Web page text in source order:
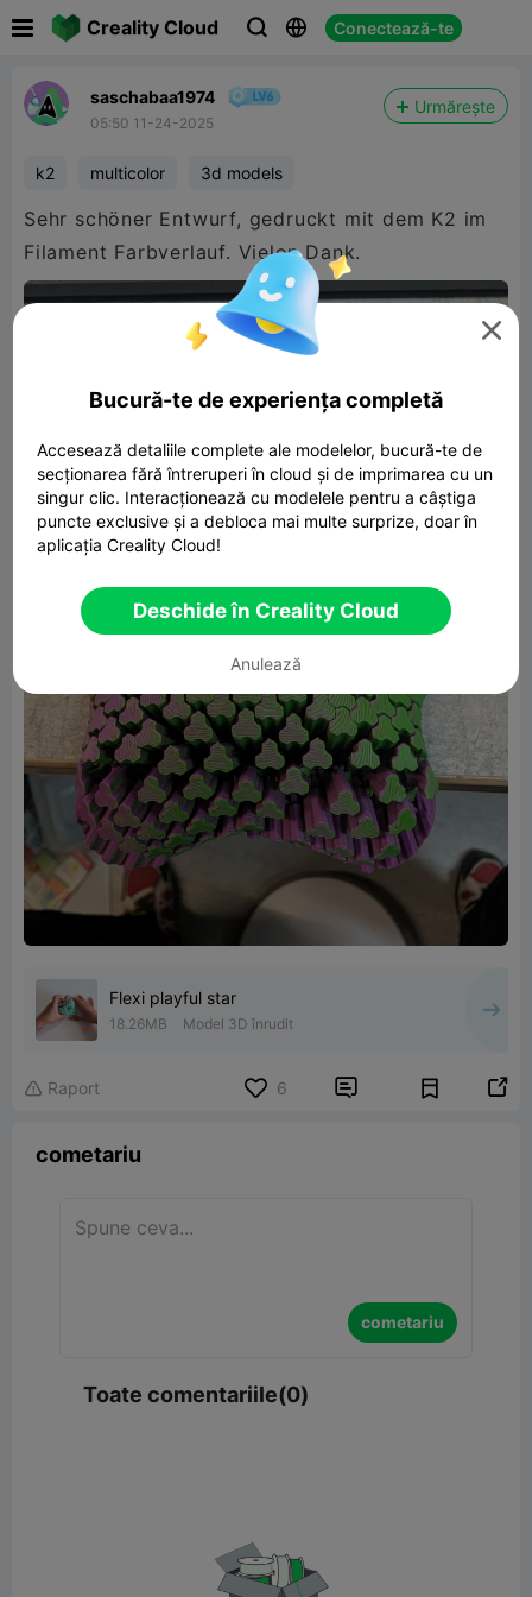
Creality Cloud   Conectează-te
saschabaa1974
05:50 11-24-2025
Urmărește
k2 multicolor 3d models
Sehr schöner Entwurf, gedruckt mit dem K2 im
Filament Farbverlauf. Vielen Dank.
Flexi playful star
18.26MB Model 3D înrudit
 Raport 6  
cometariu
cometariu
Toate comentariile(0)

Bucură-te de experiența completă
Accesează detaliile complete ale modelelor, bucură-te de
secționarea fără întreruperi în cloud și de imprimarea cu un
singur clic. Interacționează cu modelele pentru a câștiga
puncte exclusive și a debloca mai multe surprize, doar în
aplicația Creality Cloud!
Deschide în Creality Cloud
Anulează